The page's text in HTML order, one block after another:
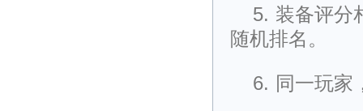
5. 装备评分
随机排名。
6. 同一玩家